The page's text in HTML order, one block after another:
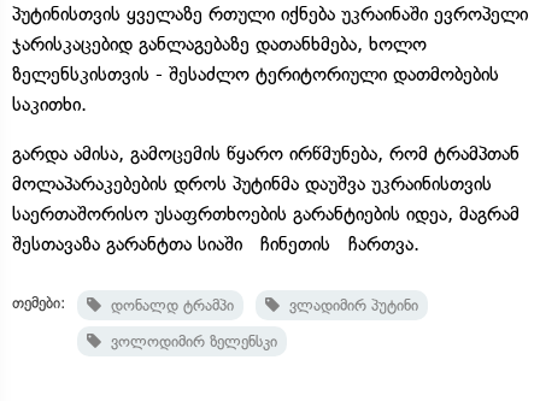
პუტინისთვის ყველაზე რთული იქნება უკრაინაში ევროპელი
ჯარისკაცებიდ განლაგებაზე დათანხმება, ხოლო
ზელენსკისთვის - შესაძლო ტერიტორიული დათმობების
საკითხი.
გარდა ამისა, გამოცემის წყარო ირწმუნება, რომ ტრამპთან
მოლაპარაკებების დროს პუტინმა დაუშვა უკრაინისთვის
საერთაშორისო უსაფრთხოების გარანტიების იდეა, მაგრამ
შესთავაზა გარანტთა სიაში ჩინეთის ჩართვა.
თემები: დონალდ ტრამპი
ვლადიმირ პუტინი
ვოლოდიმირ ზელენსკი